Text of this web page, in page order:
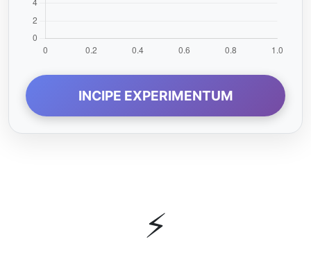
INCIPE EXPERIMENTUM
⚡